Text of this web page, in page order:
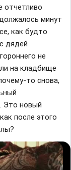
отчетливо
минут
как будто
дядей
не
на кладбище
то снова,
Это новый
после этого